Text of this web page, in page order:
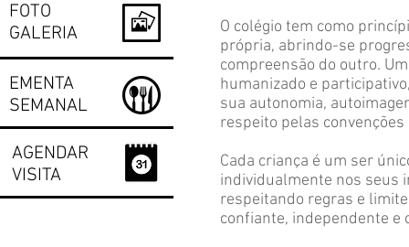
O colégio tem como
própria, abrindo-se
compreensão do outro.
humanizado e
sua autonomia,
respeito pelas convenções
Cada criança é um ser
individualmente nos seus
respeitando regras e
confiante, independente e
AGENDAR
VISITA
EMENTA
SEMANAL
FOTO
GALERIA